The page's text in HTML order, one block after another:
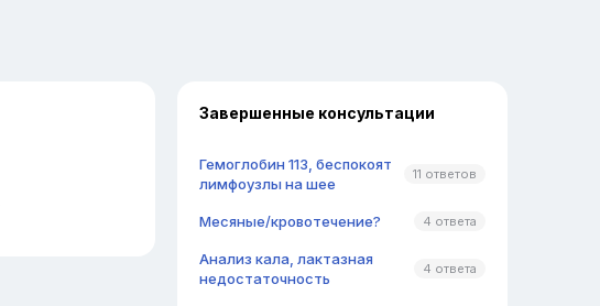
Завершенные консультации
Гемоглобин 113, беспокоят
лимфоузлы на шее
11 ответов
Месяные/кровотечение? 4 ответа
Анализ кала, лактазная
недостаточность
4 ответа